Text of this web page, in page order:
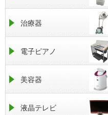
治療器
電子ピアノ
美容器
液晶テレビ